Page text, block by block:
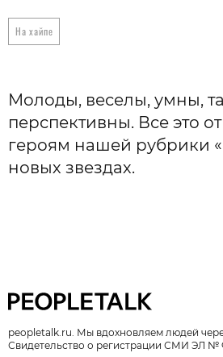
На хайпе
Молоды, веселы, умны,
перспективны. Все это
героям нашей рубрики
новых звездах.
peopletalk.ru. Мы вдохновляем людей
Свидетельство о регистрации СМИ ЭЛ